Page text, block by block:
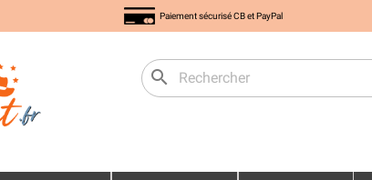
Paiement sécurisé CB et PayPal
search